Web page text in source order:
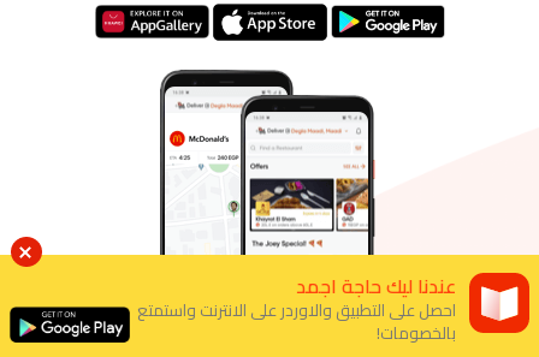
عندنا ليك حاجة اجمد
احصل على التطبيق والاوردر على الانترنت واستمتع
بالخصومات!